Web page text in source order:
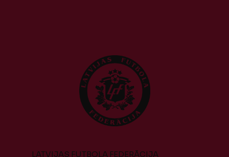
LATVIJAS FUTBOLA FEDERĀCIJA